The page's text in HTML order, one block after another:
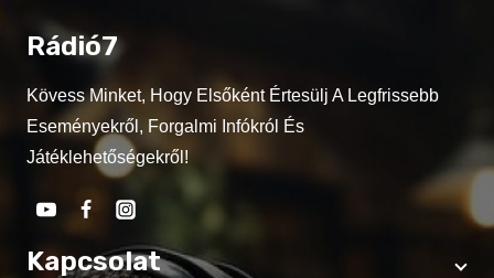
Rádió7
Kövess Minket, Hogy Elsőként Értesülj A Legfrissebb
Eseményekről, Forgalmi Infókról És
Játéklehetőségekről!
Kapcsolat